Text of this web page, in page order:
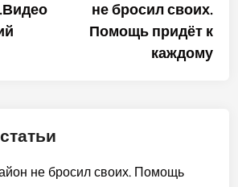
не бросил своих.
Помощь придёт к
каждому
не бросил своих. Помощь